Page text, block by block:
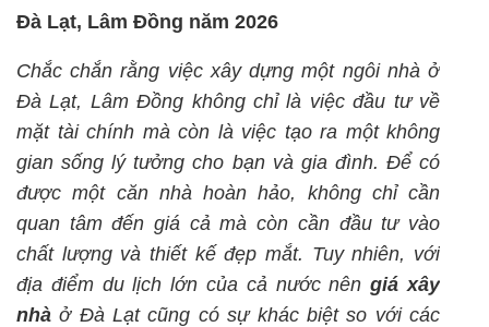
Đà Lạt, Lâm Đồng năm 2026
Chắc chắn rằng việc xây dựng một ngôi nhà ở
Đà Lạt, Lâm Đồng không chỉ là việc đầu tư về
mặt tài chính mà còn là việc tạo ra một không
gian sống lý tưởng cho bạn và gia đình. Để có
được một căn nhà hoàn hảo, không chỉ cần
quan tâm đến giá cả mà còn cần đầu tư vào
chất lượng và thiết kế đẹp mắt. Tuy nhiên, với
địa điểm du lịch lớn của cả nước nêngiá xây
nhàở Đà Lạt cũng có sự khác biệt so với các